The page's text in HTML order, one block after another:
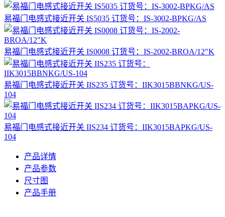
易福门电感式接近开关 IS5035 订货号：IS-3002-BPKG/AS
易福门电感式接近开关 IS0008 订货号：IS-2002-BROA/12"K
易福门电感式接近开关 IIS235 订货号：IIK3015BBNKG/US-
104
易福门电感式接近开关 IIS234 订货号：IIK3015BAPKG/US-
104
产品详情
产品参数
尺寸图
产品手册